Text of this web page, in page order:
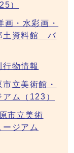
）
・水彩画・
土資料館 バ
物情報
立美術館・
ム（123）
市立美術
ジアム